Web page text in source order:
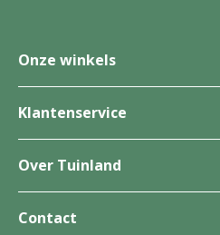
Onze winkels
Klantenservice
Over Tuinland
Contact